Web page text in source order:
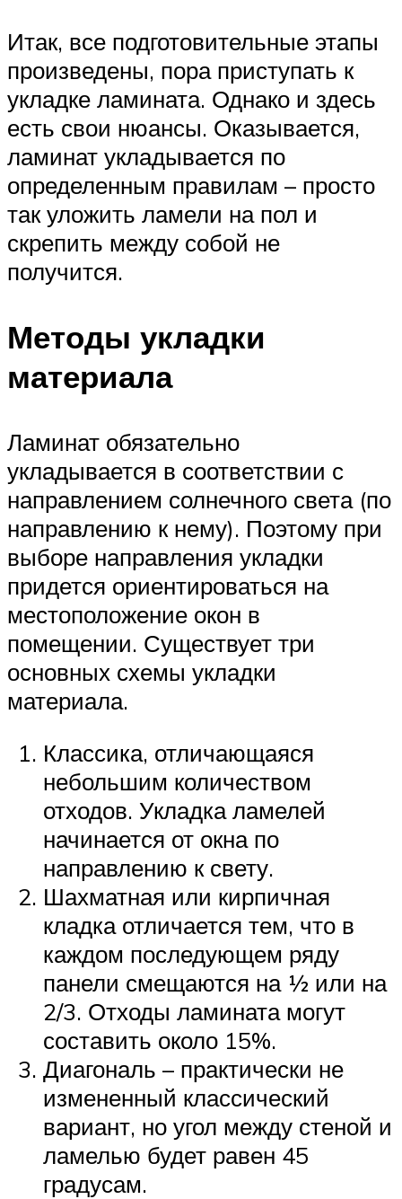
Итак, все подготовительные этапы
произведены, пора приступать к
укладке ламината. Однако и здесь
есть свои нюансы. Оказывается,
ламинат укладывается по
определенным правилам – просто
так уложить ламели на пол и
скрепить между собой не
получится.
Методы укладки
материала
Ламинат обязательно
укладывается в соответствии с
направлением солнечного света (по
направлению к нему). Поэтому при
выборе направления укладки
придется ориентироваться на
местоположение окон в
помещении. Существует три
основных схемы укладки
материала.
Классика, отличающаяся
небольшим количеством
отходов. Укладка ламелей
начинается от окна по
направлению к свету.
Шахматная или кирпичная
кладка отличается тем, что в
каждом последующем ряду
панели смещаются на ½ или на
2/3. Отходы ламината могут
составить около 15%.
Диагональ – практически не
измененный классический
вариант, но угол между стеной и
ламелью будет равен 45
градусам.